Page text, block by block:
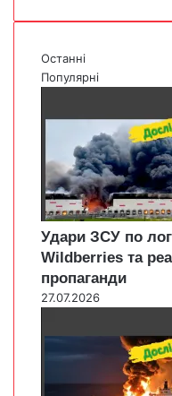
Останні
Популярні
Удари ЗСУ по
Wildberries та
пропаганди
27.07.2026